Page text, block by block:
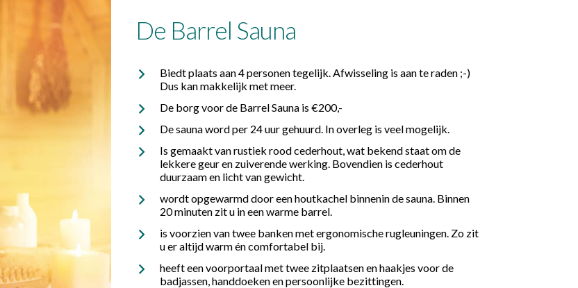
De Barrel Sauna
Biedt plaats aan 4 personen tegelijk. Afwisseling is aan te raden ;-)
Dus kan makkelijk met meer.
De borg voor de Barrel Sauna is €200,-
De sauna word per 24 uur gehuurd. In overleg is veel mogelijk.
Is gemaakt van rustiek rood cederhout, wat bekend staat om de
lekkere geur en zuiverende werking. Bovendien is cederhout
duurzaam en licht van gewicht.
wordt opgewarmd door een houtkachel binnenin de sauna. Binnen
20 minuten zit u in een warme barrel.
is voorzien van twee banken met ergonomische rugleuningen. Zo zit
u er altijd warm én comfortabel bij.
heeft een voorportaal met twee zitplaatsen en haakjes voor de
badjassen, handdoeken en persoonlijke bezittingen.